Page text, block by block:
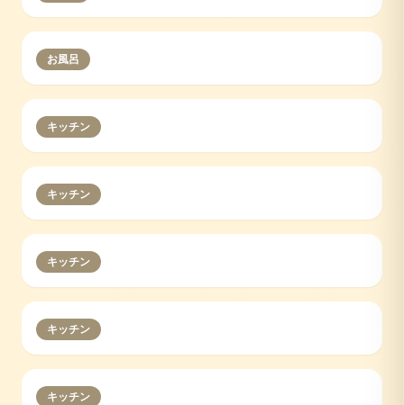
お風呂
キッチン
キッチン
キッチン
キッチン
キッチン